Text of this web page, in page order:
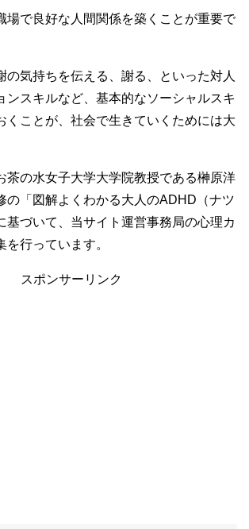
場で良好な人間関係を築くことが重要で
の気持ちを伝える、謝る、といった対人
ンスキルなど、基本的なソーシャルスキ
くことが、社会で生きていくためには大
の水女子大学大学院教授である榊原洋
の「図解よくわかる大人のADHD（ナツ
基づいて、当サイト運営事務局の心理カ
を行っています。
スポンサーリンク